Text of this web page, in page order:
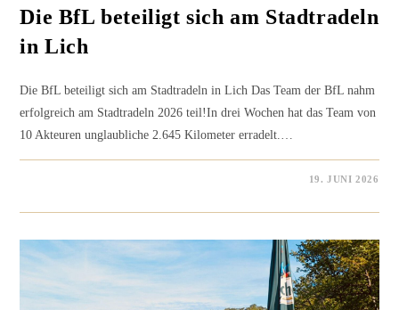
Die BfL beteiligt sich am Stadtradeln
in Lich
Die BfL beteiligt sich am Stadtradeln in Lich Das Team der BfL nahm
erfolgreich am Stadtradeln 2026 teil!In drei Wochen hat das Team von
10 Akteuren unglaubliche 2.645 Kilometer erradelt.…
19. JUNI 2026